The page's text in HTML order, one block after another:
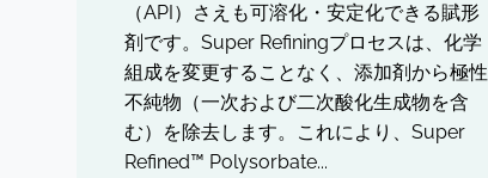
（API）さえも可溶化・安定化できる賦形
剤です。Super Refiningプロセスは、化学
組成を変更することなく、添加剤から極性
不純物（一次および二次酸化生成物を含
む）を除去します。これにより、Super
Refined™ Polysorbate...